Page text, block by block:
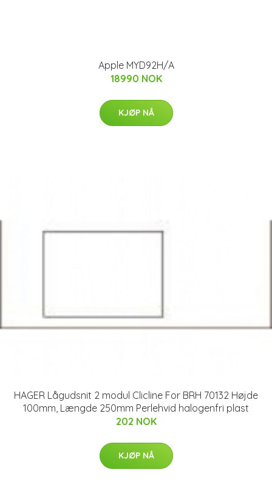
Apple MYD92H/A
18990 NOK
KJØP NÅ
HAGER Lågudsnit 2 modul Clicline For BRH 70132 Højde
100mm, Længde 250mm Perlehvid halogenfri plast
202 NOK
KJØP NÅ